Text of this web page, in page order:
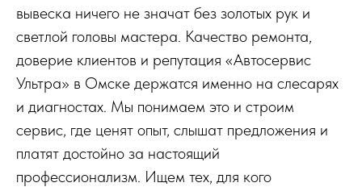
вывеска ничего не значат без золотых рук и
светлой головы мастера. Качество ремонта,
доверие клиентов и репутация «Автосервис
Ультра» в Омске держатся именно на слесарях
и диагностах. Мы понимаем это и строим
сервис, где ценят опыт, слышат предложения и
платят достойно за настоящий
профессионализм. Ищем тех, для кого